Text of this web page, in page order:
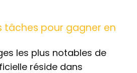
tâches pour gagner en
les plus notables de
réside dans